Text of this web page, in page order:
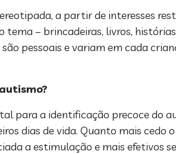
a partir de interesses
– brincadeiras, livros,
pessoais e variam em cada
para a identificação precoce do
dias de vida. Quanto mais cedo
a estimulação e mais efetivos